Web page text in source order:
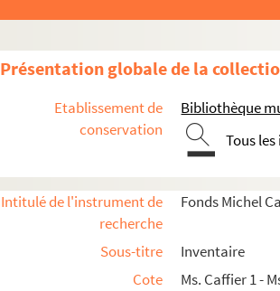
Présentation globale de la
Etablissement de
conservation
Bibliothèque
Tous
Intitulé de l'instrument de
recherche
Fonds Michel
Sous-titre
Inventaire
Cote
Ms. Caffier 1 -
Articles écrits par Michel Caffier
Discours et coupures de presse relatives à
Dossiers de presse et correspondance relatifs
Ms. Caffier 21. Articles relatifs à l'ouvrage
Ms. Caffier 22. Articles relatifs à l'ouvrage
Ms. Caffier 23. Articles relatifs à l'ouvrage
Ms. Caffier 24. Articles relatifs à l'ouvrage